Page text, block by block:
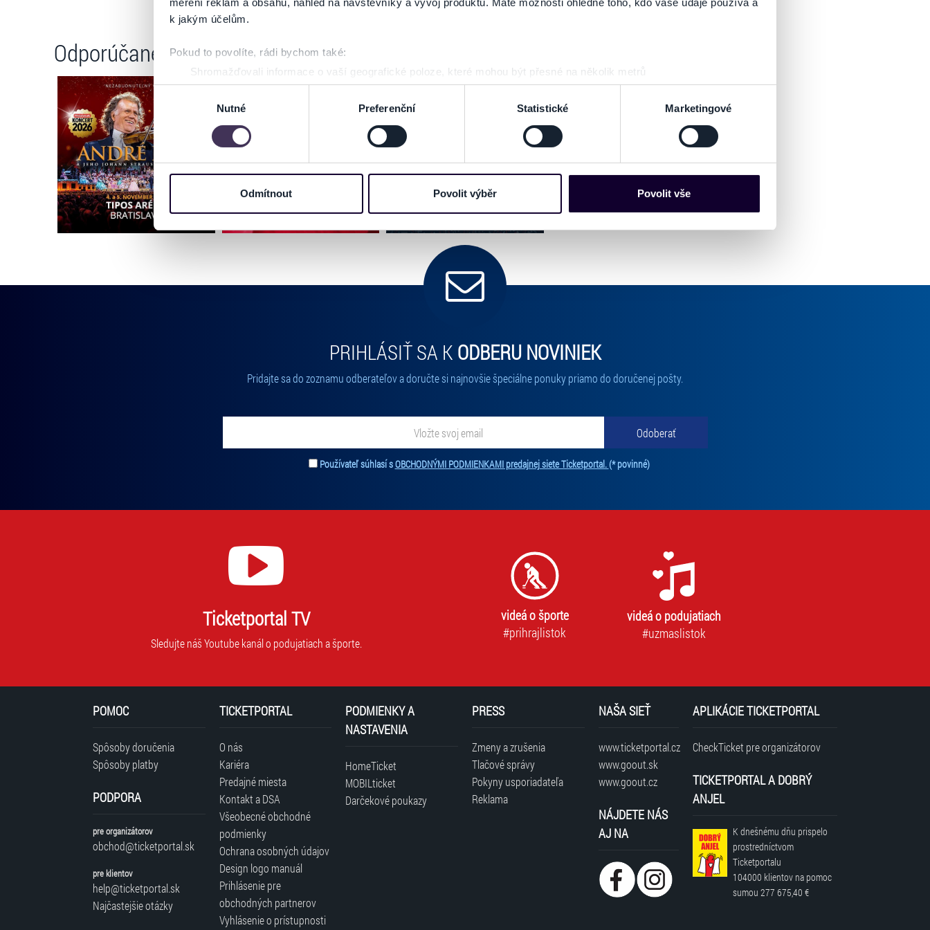
měření reklam a obsahu, náhled na návštěvníky a vývoj produktů. Máte možnosti ohledně toho, kdo vaše údaje používá a
k jakým účelům.
Pokud to povolíte, rádi bychom také:
Shromažďovali informace o vaší geografické poloze, které mohou být přesné na několik metrů
Identifikovali vaše zařízení pomocí aktivního skenování pro konkrétní charakteristiky (otisk prstu)
Zjistěte více o tom, jak zpracováváme vaše osobní údaje, a nastavte si předvolby v
části s podrobnostmi. Svůj souhlas
můžete kdykoliv změnit nebo odvolat v části Prohlášení o souborech cookie.
informace o vašem zařízení nebo vaší aktivitě na našich webových stránkách. Tyto informace mohou představovat
osobní údaje. Získané informace používáme např. k analýze návštěvnosti webu nebo k personalizaci obsahu a reklam.
můžete kdykoliv změnit v zápatí stránky v záložce „Cookies a jejich nastavení“.
Nutné Preferenční Statistické Marketingové
Odmítnout Povolit výběr Povolit vše
Odporúčané
PRIHLÁSIŤ SA K ODBERU NOVINIEK
Pridajte sa do zoznamu odberateľov a doručte si najnovšie špeciálne ponuky priamo do doručenej pošty.
Odoberať
Zadajte svoju e-mailovú adresu, na ktorú vám budeme zasielať novinky. Vaša adresa nebude zdieľaná s tretími stranami.
Používateľ súhlasí sOBCHODNÝMI PODMIENKAMI predajnej siete Ticketportal. (* povinné)Tento súhlas je povinný na odber newslettra. Bez súhlasu nie je možné vás
Ticketportal TV
Sledujte náš Youtube kanál o podujatiach a športe.
videá o športe
#prihrajlistok
videá o podujatiach
#uzmaslistok
POMOC
Spôsoby doručenia
Spôsoby platby
PODPORA
pre organizátorov
obchod@ticketportal.sk
pre klientov
help@ticketportal.sk
Najčastejšie otázky
TICKETPORTAL
O nás
Kariéra
Predajné miesta
Kontakt a DSA
Všeobecné obchodné
podmienky
Ochrana osobných údajov
Design logo manuál
Prihlásenie pre
obchodných partnerov
Vyhlásenie o prístupnosti
PODMIENKY A
NASTAVENIA
HomeTicket
MOBILticket
Darčekové poukazy
PRESS
Zmeny a zrušenia
Tlačové správy
Pokyny usporiadateľa
Reklama
NAŠA SIEŤ
www.ticketportal.cz
www.goout.sk
www.goout.cz
NÁJDETE NÁS
AJ NA
APLIKÁCIE TICKETPORTAL
CheckTicket pre organizátorov
TICKETPORTAL A DOBRÝ
ANJEL
K dnešnému dňu prispelo
prostredníctvom
Ticketportalu
104000 klientov na pomoc
sumou277 675,40 €